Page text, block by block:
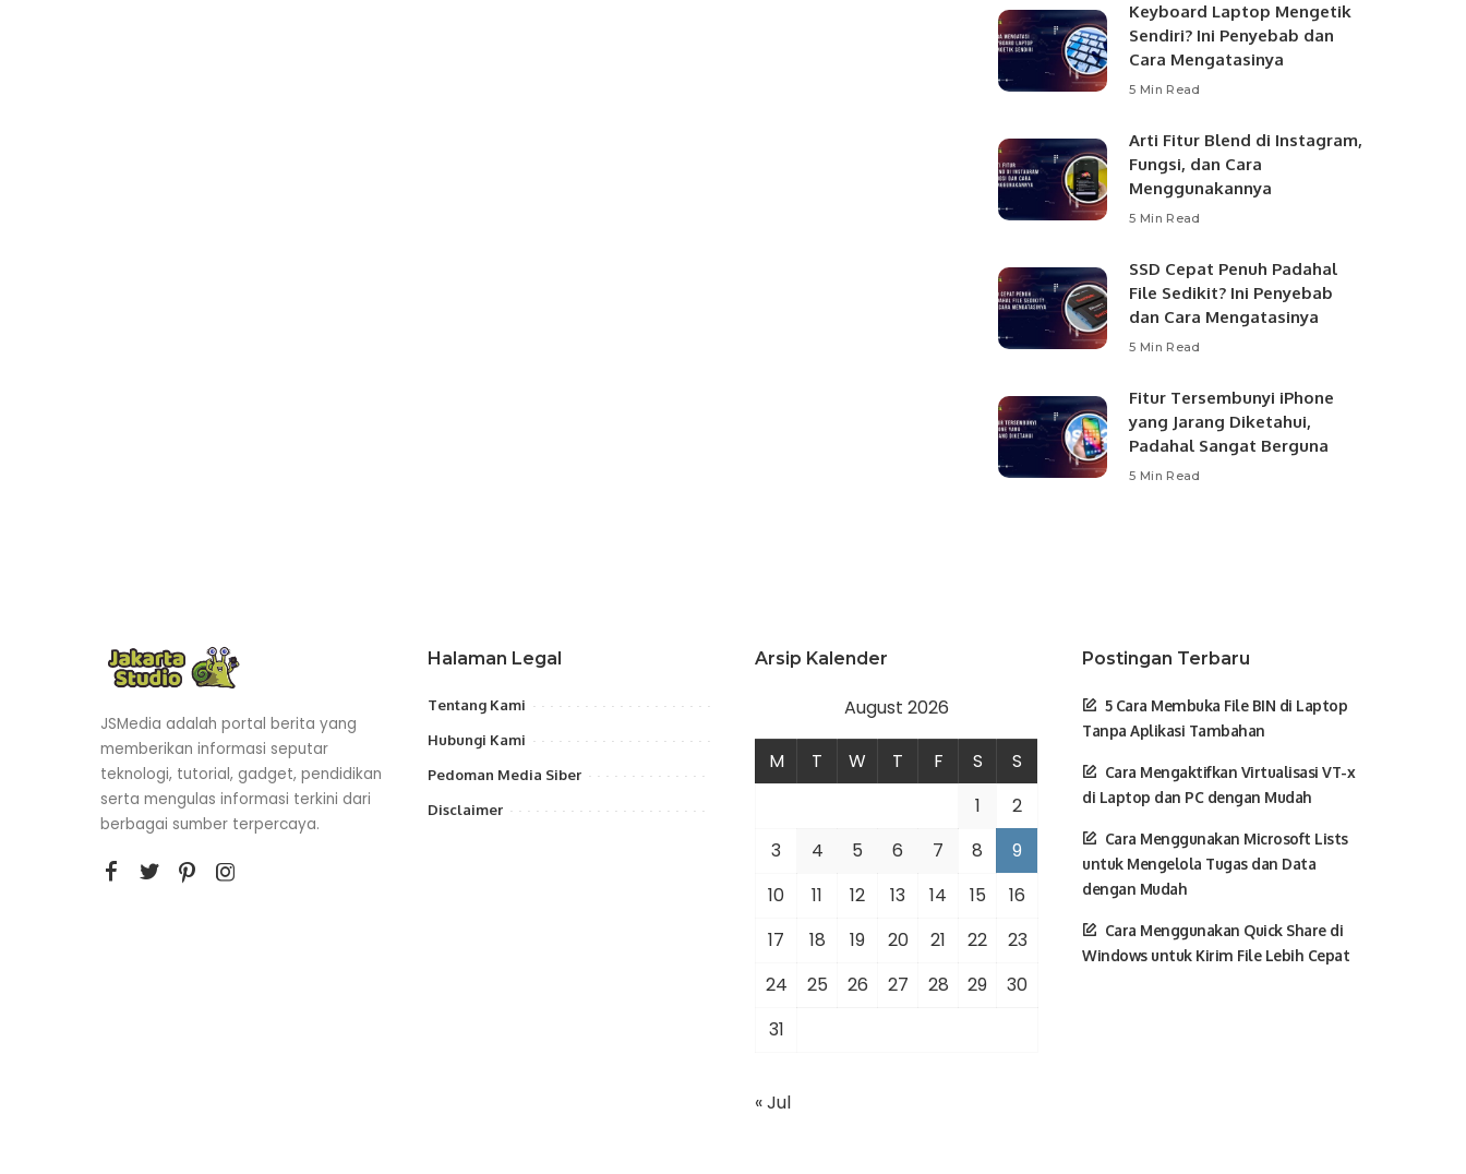
Keyboard Laptop Mengetik
Sendiri? Ini Penyebab dan
Cara Mengatasinya
5 Min Read
Arti Fitur Blend di Instagram,
Fungsi, dan Cara
Menggunakannya
5 Min Read
SSD Cepat Penuh Padahal
File Sedikit? Ini Penyebab
dan Cara Mengatasinya
5 Min Read
Fitur Tersembunyi iPhone
yang Jarang Diketahui,
Padahal Sangat Berguna
5 Min Read
JSMedia adalah portal berita yang
memberikan informasi seputar
teknologi, tutorial, gadget, pendidikan
serta mengulas informasi terkini dari
berbagai sumber terpercaya.
Halaman Legal
Tentang Kami
Hubungi Kami
Pedoman Media Siber
Disclaimer
Arsip Kalender
August 2026
M T W T F S
S
1
2
3
4 5 6 7 8
9
10
11 12 13 14 15
16
17
18 19 20 21 22
23
24
25 26 27 28 29
30
31
« Jul
Postingan Terbaru
5 Cara Membuka File BIN di Laptop
Tanpa Aplikasi Tambahan
Cara Mengaktifkan Virtualisasi VT-x
di Laptop dan PC dengan Mudah
Cara Menggunakan Microsoft Lists
untuk Mengelola Tugas dan Data
dengan Mudah
Cara Menggunakan Quick Share di
Windows untuk Kirim File Lebih Cepat